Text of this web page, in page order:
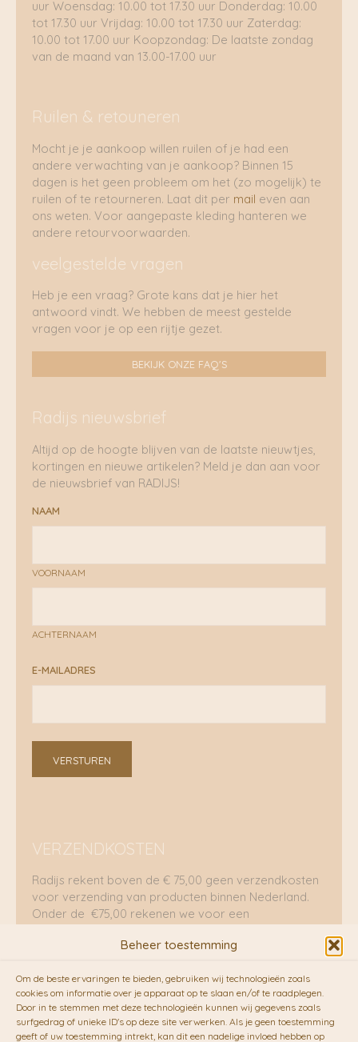
Beheer toestemming
Om de beste ervaringen te bieden, gebruiken wij technologieën zoals
cookies om informatie over je apparaat op te slaan en/of te raadplegen.
Door in te stemmen met deze technologieën kunnen wij gegevens zoals
surfgedrag of unieke ID's op deze site verwerken. Als je geen toestemming
geeft of uw toestemming intrekt, kan dit een nadelige invloed hebben op
uur Woensdag: 10.00 tot 17.30 uur Donderdag: 10.00
tot 17.30 uur Vrijdag: 10.00 tot 17.30 uur Zaterdag:
10.00 tot 17.00 uur Koopzondag: De laatste zondag
van de maand van 13.00-17.00 uur
Ruilen & retouneren
Mocht je je aankoop willen ruilen of je had een
andere verwachting van je aankoop? Binnen 15
dagen is het geen probleem om het (zo mogelijk) te
ruilen of te retourneren. Laat dit per mail even aan
ons weten. Voor aangepaste kleding hanteren we
andere retourvoorwaarden.
veelgestelde vragen
Heb je een vraag? Grote kans dat je hier het
antwoord vindt. We hebben de meest gestelde
vragen voor je op een rijtje gezet.
BEKIJK ONZE FAQ'S
Radijs nieuwsbrief
Altijd op de hoogte blijven van de laatste nieuwtjes,
kortingen en nieuwe artikelen? Meld je dan aan voor
de nieuwsbrief van RADIJS!
NAAM
VOORNAAM
ACHTERNAAM
E-MAILADRES
VERSTUREN
VERZENDKOSTEN
Radijs rekent boven de € 75,00 geen verzendkosten
voor verzending van producten binnen Nederland.
Onder de €75,00 rekenen we voor een
RADIJS werkt samen met de duurzame bezorgdienst
vanFietskoeriers.nl. Pakketten (mits voorradig) voor
10.00 uur besteld op een doordeweekse dag,